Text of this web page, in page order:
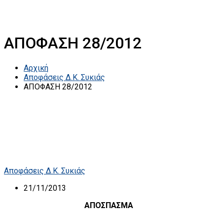
ΑΠΟΦΑΣΗ 28/2012
Αρχική
Αποφάσεις Δ.Κ. Συκιάς
ΑΠΟΦΑΣΗ 28/2012
Αποφάσεις Δ.Κ. Συκιάς
21/11/2013
ΑΠΟΣΠΑΣΜΑ